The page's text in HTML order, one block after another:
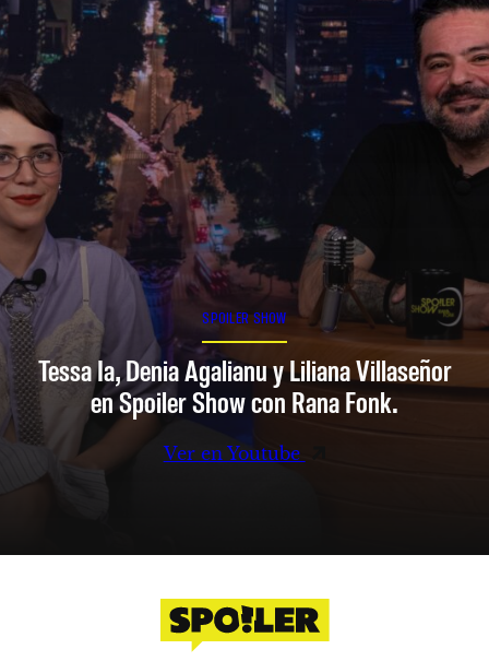
SPOILER SHOW
Tessa Ia, Denia Agalianu y Liliana Villaseñor
en Spoiler Show con Rana Fonk.
Ver en Youtube